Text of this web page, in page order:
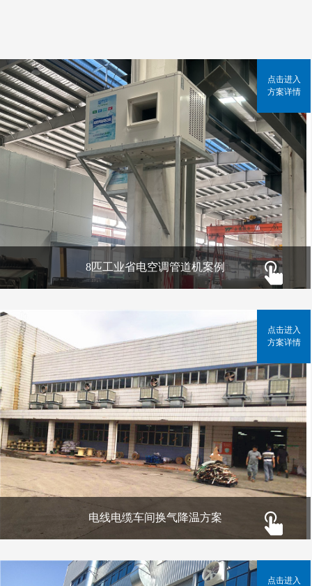
8匹工业省电空调管道机案例
点击进入
方案详情
电线电缆车间换气降温方案
点击进入
方案详情
点击进入